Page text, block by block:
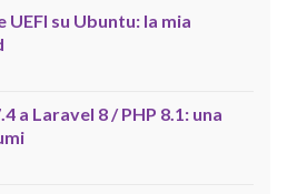
su Ubuntu: la mia
a Laravel 8 / PHP 8.1: una